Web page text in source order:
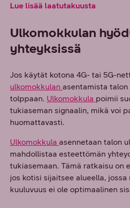
Lue lisää laatutakuusta
Ulkomokkulan
yhteyksissä
Jos käytät kotona 4G- tai 5G-
ulkomokkulan asentamista talon
tolppaan. Ulkomokkula poimii
tukiaseman signaalin, mikä voi
huomattavasti.
Ulkomokkula asennetaan talon
mahdollistaa esteettömän
tukiasemaan. Tämä ratkaisu on
jos kotisi sijaitsee alueella, jossa
kuuluvuus ei ole optimaalinen